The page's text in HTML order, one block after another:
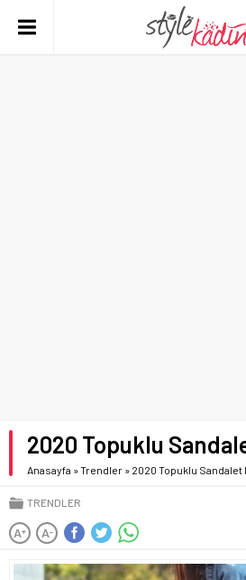
2020 Topuklu
Anasayfa »Trendler » 2020 Topuklu Sandalet
TRENDLER
A+ A-